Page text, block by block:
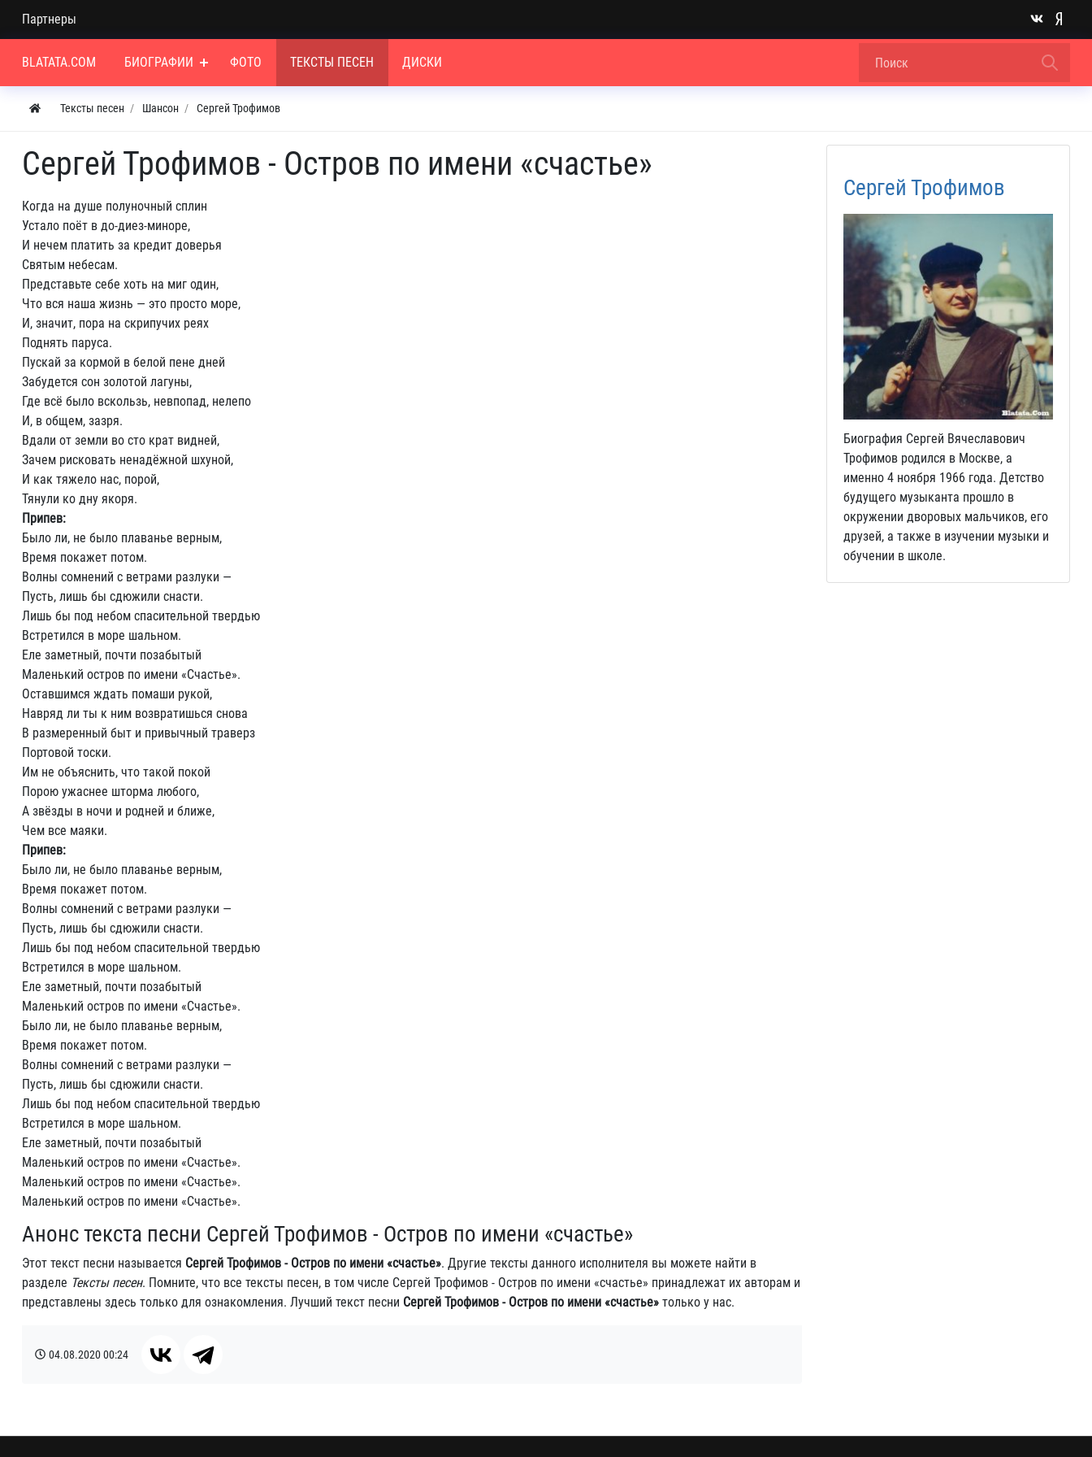
Партнеры
BLATATA.COM БИОГРАФИИ ФОТО ТЕКСТЫ ПЕСЕН ДИСКИ
Тексты песен Шансон Сергей Трофимов
Сергей Трофимов - Остров по имени «счастье»
Когда на душе полуночный сплин
Устало поёт в до-диез-миноре,
И нечем платить за кредит доверья
Святым небесам.
Представьте себе хоть на миг один,
Что вся наша жизнь — это просто море,
И, значит, пора на скрипучих реях
Поднять паруса.
Пускай за кормой в белой пене дней
Забудется сон золотой лагуны,
Где всё было вскользь, невпопад, нелепо
И, в общем, зазря.
Вдали от земли во сто крат видней,
Зачем рисковать ненадёжной шхуной,
И как тяжело нас, порой,
Тянули ко дну якоря.
Припев:
Было ли, не было плаванье верным,
Время покажет потом.
Волны сомнений с ветрами разлуки —
Пусть, лишь бы сдюжили снасти.
Лишь бы под небом спасительной твердью
Встретился в море шальном.
Еле заметный, почти позабытый
Маленький остров по имени «Счастье».
Оставшимся ждать помаши рукой,
Навряд ли ты к ним возвратишься снова
В размеренный быт и привычный траверз
Портовой тоски.
Им не объяснить, что такой покой
Порою ужаснее шторма любого,
А звёзды в ночи и родней и ближе,
Чем все маяки.
Припев:
Было ли, не было плаванье верным,
Время покажет потом.
Волны сомнений с ветрами разлуки —
Пусть, лишь бы сдюжили снасти.
Лишь бы под небом спасительной твердью
Встретился в море шальном.
Еле заметный, почти позабытый
Маленький остров по имени «Счастье».
Было ли, не было плаванье верным,
Время покажет потом.
Волны сомнений с ветрами разлуки —
Пусть, лишь бы сдюжили снасти.
Лишь бы под небом спасительной твердью
Встретился в море шальном.
Еле заметный, почти позабытый
Маленький остров по имени «Счастье».
Маленький остров по имени «Счастье».
Маленький остров по имени «Счастье».
Анонс текста песни Сергей Трофимов - Остров по имени «счастье»
Этот текст песни называется Сергей Трофимов - Остров по имени «счастье». Другие тексты данного исполнителя вы можете найти в
разделе Тексты песен. Помните, что все тексты песен, в том числе Сергей Трофимов - Остров по имени «счастье» принадлежат их авторам и
представлены здесь только для ознакомления. Лучший текст песни Сергей Трофимов - Остров по имени «счастье» только у нас.
04.08.202000:24
Сергей Трофимов
Биография Сергей Вячеславович
Трофимов родился в Москве, а
именно 4 ноября 1966 года. Детство
будущего музыканта прошло в
окружении дворовых мальчиков, его
друзей, а также в изучении музыки и
обучении в школе.